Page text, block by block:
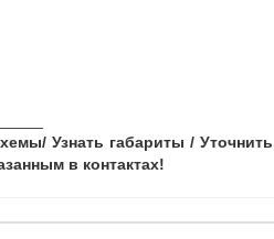
Узнать габариты /
в контактах!